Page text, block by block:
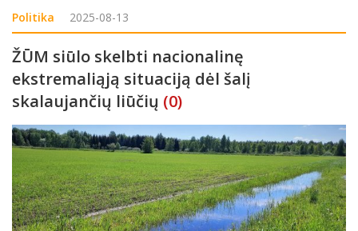
vadovo postą bei koalicijos formavimo procesas. „Pokalbio
Politika 2025-08-13
ŽŪM siūlo skelbti nacionalinę
ekstremaliąją situaciją dėl šalį
skalaujančių liūčių (0)